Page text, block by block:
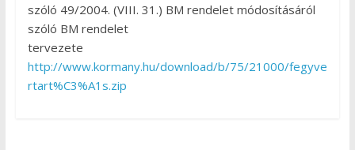
szóló 49/2004. (VIII. 31.) BM rendelet módosításáról
szóló BM rendelet
tervezete
http://www.kormany.hu/download/b/75/21000/fegyve
rtart%C3%A1s.zip